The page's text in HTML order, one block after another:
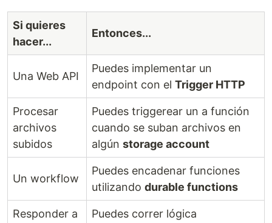
Si quieres
hacer...
Entonces...
Una Web API
Puedes implementar un
endpoint con el Trigger HTTP
Procesar
archivos
subidos
Puedes triggerear un a función
cuando se suban archivos en
algún storage account
Un workflow
Puedes encadenar funciones
utilizando durable functions
Responder a
Puedes correr lógica